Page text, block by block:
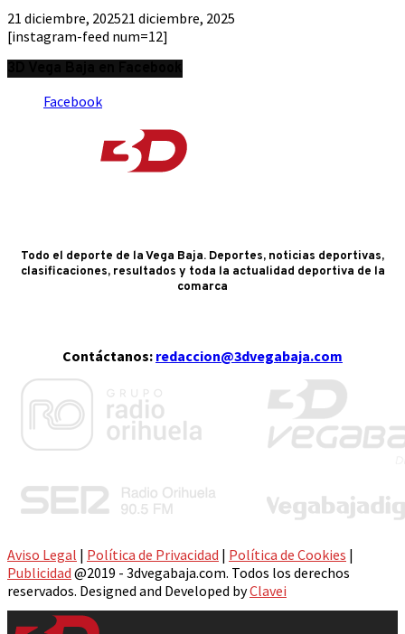
21 diciembre, 202521 diciembre, 2025
[instagram-feed num=12]
Facebook
Todo el deporte de la Vega Baja. Deportes, noticias deportivas,
clasificaciones, resultados y toda la actualidad deportiva de la
comarca
Contáctanos: redaccion@3dvegabaja.com
Aviso Legal | Política de Privacidad | Política de Cookies |
Publicidad @2019 - 3dvegabaja.com. Todos los derechos
reservados. Designed and Developed byClavei